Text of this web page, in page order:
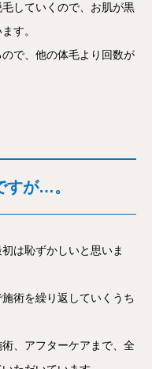
していくので、お肌が黒
す。
で、他の体毛より回数が
が…。
は恥ずかしいと思いま
術を繰り返していくうち
、アフターケアまで、全